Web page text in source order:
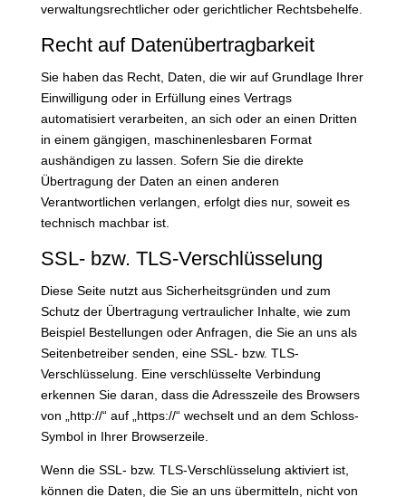
verwaltungsrechtlicher oder gerichtlicher Rechtsbehelfe.
Recht auf Daten­übertrag­barkeit
Sie haben das Recht, Daten, die wir auf Grundlage Ihrer
Einwilligung oder in Erfüllung eines Vertrags
automatisiert verarbeiten, an sich oder an einen Dritten
in einem gängigen, maschinenlesbaren Format
aushändigen zu lassen. Sofern Sie die direkte
Übertragung der Daten an einen anderen
Verantwortlichen verlangen, erfolgt dies nur, soweit es
technisch machbar ist.
SSL- bzw. TLS-Verschlüsselung
Diese Seite nutzt aus Sicherheitsgründen und zum
Schutz der Übertragung vertraulicher Inhalte, wie zum
Beispiel Bestellungen oder Anfragen, die Sie an uns als
Seitenbetreiber senden, eine SSL- bzw. TLS-
Verschlüsselung. Eine verschlüsselte Verbindung
erkennen Sie daran, dass die Adresszeile des Browsers
von „http://“ auf „https://“ wechselt und an dem Schloss-
Symbol in Ihrer Browserzeile.
Wenn die SSL- bzw. TLS-Verschlüsselung aktiviert ist,
können die Daten, die Sie an uns übermitteln, nicht von